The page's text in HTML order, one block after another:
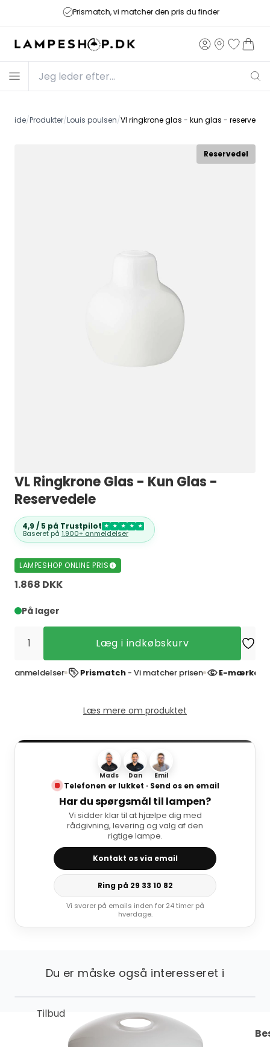
Prismatch, vi matcher den pris du finder
/Produkter/Louis poulsen/Vl ringkrone glas - kun glas -
Reservedel
VL Ringkrone Glas - Kun Glas -
Reservedele
4,9 / 5 på Trustpilot ★ ★ ★ ★ ★
Baseret på 1.900+ anmeldelser
LAMPESHOP ONLINE PRIS
1.868 DKK
På lager
Læg i indkøbskurv
Prismatch- Vi matcher prisen E-mærket
Læs mere om produktet
Mads Dan Emil
Telefonen er lukket · Send os en email
Har du spørgsmål til lampen?
Vi sidder klar til at hjælpe dig med
rådgivning, levering og valg af den
rigtige lampe.
Kontakt os via email
Ring på 29 33 10 82
Vi svarer på emails inden for 24 timer på
hverdage.
Du er måske også interesseret i
Tilbud